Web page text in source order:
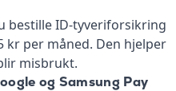
bestille ID-tyveriforsikring
kr per måned. Den hjelper
misbrukt.
og Samsung Pay